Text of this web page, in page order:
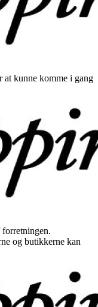
at kunne komme i gang
og butikkerne kan